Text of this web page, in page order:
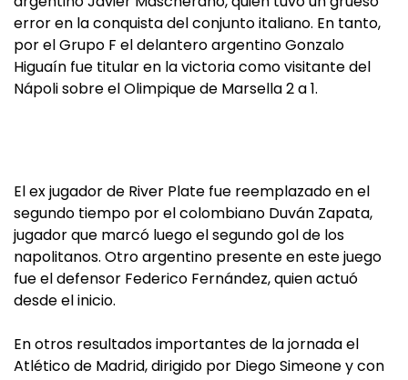
error en la conquista del conjunto italiano. En tanto,
por el Grupo F el delantero argentino Gonzalo
Higuaín fue titular en la victoria como visitante del
Nápoli sobre el Olimpique de Marsella 2 a 1.
El ex jugador de River Plate fue reemplazado en el
segundo tiempo por el colombiano Duván Zapata,
jugador que marcó luego el segundo gol de los
napolitanos. Otro argentino presente en este juego
fue el defensor Federico Fernández, quien actuó
desde el inicio.
En otros resultados importantes de la jornada el
Atlético de Madrid, dirigido por Diego Simeone y con